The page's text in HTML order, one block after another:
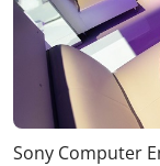
Sony Computer